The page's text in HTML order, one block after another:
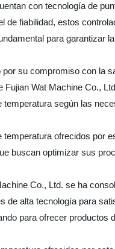
con tecnología de
de fiabilidad, estos
para garantizar
su compromiso con la
Wat Machine Co.,
temperatura según las
temperatura ofrecidos por
buscan optimizar sus
Co., Ltd. se ha
de alta tecnología para
para ofrecer productos